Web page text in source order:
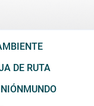
DE RUTA
MUNDO